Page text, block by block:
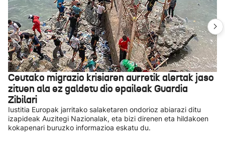
Ceutako migrazio krisiaren aurretik alertak jaso
zituen ala ez galdetu dio epaileak Guardia
Zibilari
Iustitia Europak jarritako salaketaren ondorioz abiarazi ditu
izapideak Auzitegi Nazionalak, eta bizi direnen eta hildakoen
kokapenari buruzko informazioa eskatu du.